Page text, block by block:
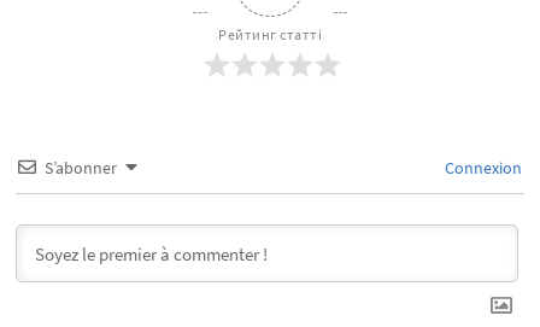
Рейтинг статті
S’abonner Connexion